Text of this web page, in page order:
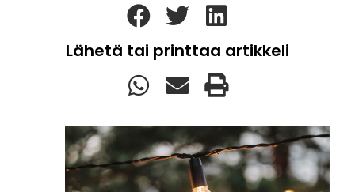
Lähetä tai printtaa artikkeli